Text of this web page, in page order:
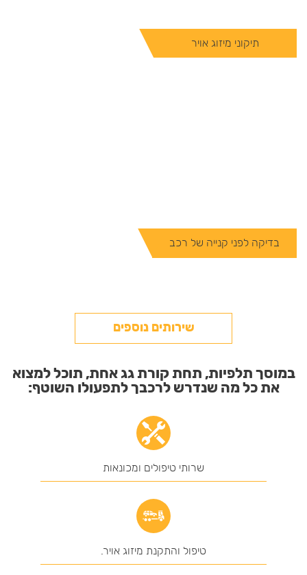
תיקוני מיזוג אויר
בדיקה לפני קנייה של רכב
שירותים נוספים
במוסך תלפיות, תחת קורת גג אחת, תוכל למצוא
את כל מה שנדרש לרכבך לתפעולו השוטף:
שרותי טיפולים ומכונאות
טיפול והתקנת מיזוג אויר.